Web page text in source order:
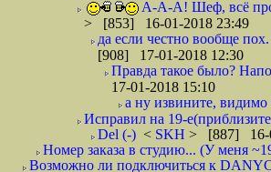
А-А-А! Шеф, всё
> [853] 16-01-2018 23:49
да если честно вообще
[908] 17-01-2018 12:30
Правда такое было?
17-01-2018 15:10
а ну извините, видимо
Исправил на 19-
Del (-) < SKH > [887] 16-
Номер заказа в студию... (У меня
Возможно ли подключиться к